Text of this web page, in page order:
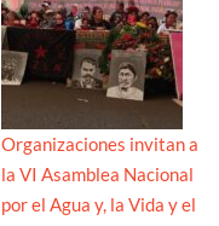
Organizaciones invitan a
la VI Asamblea Nacional
por el Agua y, la Vida y el